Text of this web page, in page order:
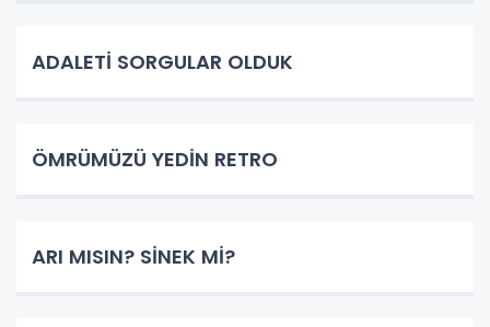
ADALETİ SORGULAR OLDUK
ÖMRÜMÜZÜ YEDİN RETRO
ARI MISIN? SİNEK Mİ?